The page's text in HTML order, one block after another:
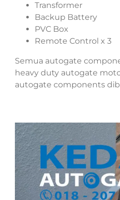
Transformer
Backup Battery
PVC Box
Remote Control x 3
Semua autogate
heavy duty autogate
autogate components